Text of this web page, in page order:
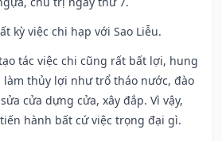
kỳ việc chi hạp với Sao Liễu.
tác việc chi cũng rất bất lợi, hung
thủy lợi như trổ tháo nước, đào
cửa dựng cửa, xây đắp. Vì vậy,
hành bất cứ việc trọng đại gì.